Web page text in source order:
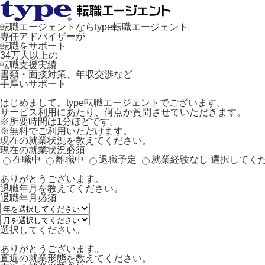
転職エージェントならtype転職エージェント
専任アドバイザーが
転職をサポート
34万人以上の
転職支援実績
書類・面接対策、年収交渉など
手厚いサポート
はじめまして。type転職エージェントでございます。
サービス利用にあたり、何点か質問させていただきます。
※所要時間は1分ほどです。
※無料でご利用いただけます。
現在の就業状況を教えてください。
現在の就業状況必須
在職中
離職中 退職予定 就業経験なし 選択してく
ありがとうございます。
退職年月を教えてください。
退職年月 必須
選択してください。
ありがとうございます。
直近の就業形態を教えてください。